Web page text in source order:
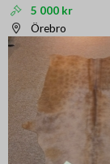
5 000 kr
Örebro